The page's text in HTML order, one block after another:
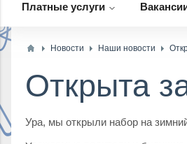
Платные услуги
Новости Наши новости
Открыта
Ура, мы открыли набор на